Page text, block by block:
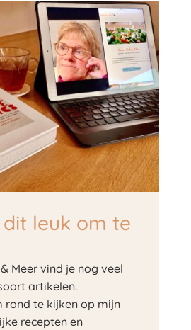
leuk om te
Meer vind je nog veel
artikelen.
rond te kijken op mijn
recepten en